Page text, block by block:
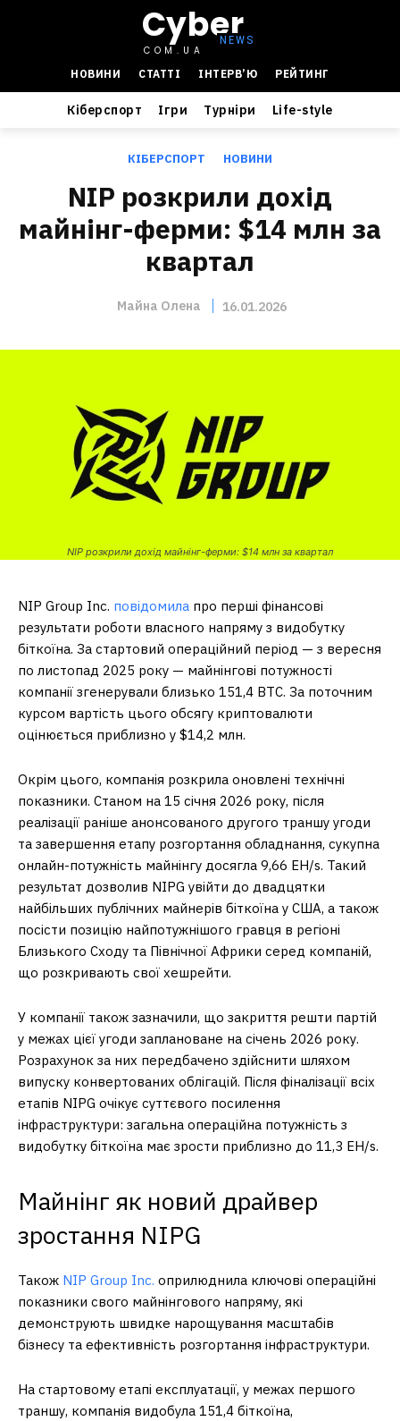
Cyber
COM.UA
НОВИНИ
СТАТТІ ІНТЕРВ’Ю РЕЙТИНГ
Кіберспорт Ігри Турніри Life-style
КІБЕРСПОРТ НОВИНИ
NIP розкрили дохід
майнінг-ферми: $14 млн за
квартал
Майна Олена 16.01.2026
NIP розкрили дохід майнінг-ферми: $14 млн за квартал
NIP Group Inc. повідомила про перші фінансові
результати роботи власного напряму з видобутку
біткоїна. За стартовий операційний період — з вересня
по листопад 2025 року — майнінгові потужності
компанії згенерували близько 151,4 BTC. За поточним
курсом вартість цього обсягу криптовалюти
оцінюється приблизно у $14,2 млн.
Окрім цього, компанія розкрила оновлені технічні
показники. Станом на 15 січня 2026 року, після
реалізації раніше анонсованого другого траншу угоди
та завершення етапу розгортання обладнання, сукупна
онлайн-потужність майнінгу досягла 9,66 EH/s. Такий
результат дозволив NIPG увійти до двадцятки
найбільших публічних майнерів біткоїна у США, а також
посісти позицію найпотужнішого гравця в регіоні
Близького Сходу та Північної Африки серед компаній,
що розкривають свої хешрейти.
У компанії також зазначили, що закриття решти партій
у межах цієї угоди заплановане на січень 2026 року.
Розрахунок за них передбачено здійснити шляхом
випуску конвертованих облігацій. Після фіналізації всіх
етапів NIPG очікує суттєвого посилення
інфраструктури: загальна операційна потужність з
видобутку біткоїна має зрости приблизно до 11,3 EH/s.
Майнінг як новий драйвер
зростання NIPG
Також NIP Group Inc. оприлюднила ключові операційні
показники свого майнінгового напряму, які
демонструють швидке нарощування масштабів
бізнесу та ефективність розгортання інфраструктури.
На стартовому етапі експлуатації, у межах першого
траншу, компанія видобула 151,4 біткоїна,